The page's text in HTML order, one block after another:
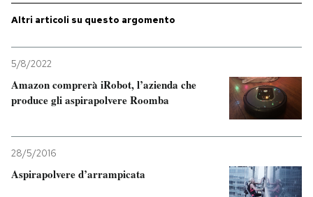
NEWSLETTER
I MIEI PREFERITI
CALENDARIO
Altri articoli su questo argomento
5/8/2022
Amazon comprerà iRobot, l’azienda che
produce gli aspirapolvere Roomba
28/5/2016
Aspirapolvere d’arrampicata